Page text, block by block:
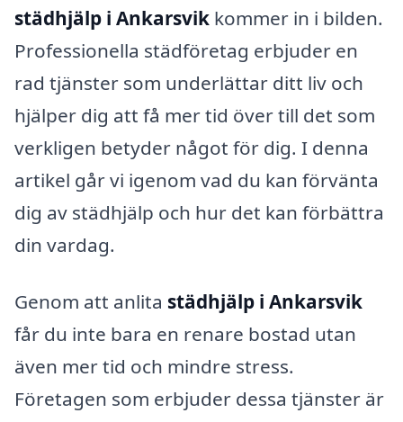
städhjälp i Ankarsvik kommer in i bilden.
Professionella städföretag erbjuder en
rad tjänster som underlättar ditt liv och
hjälper dig att få mer tid över till det som
verkligen betyder något för dig. I denna
artikel går vi igenom vad du kan förvänta
dig av städhjälp och hur det kan förbättra
din vardag.
Genom att anlita städhjälp i Ankarsvik
får du inte bara en renare bostad utan
även mer tid och mindre stress.
Företagen som erbjuder dessa tjänster är